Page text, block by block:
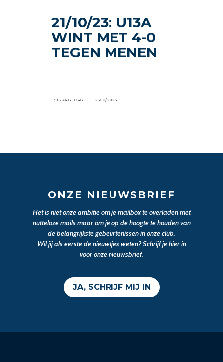
21/10/23: U13A
WINT MET 4-0
TEGEN MENEN
SISKA GEORGE 25/10/2023
ONZE NIEUWSBRIEF
Het is niet onze ambitie om je mailbox te overladen met
nutteloze mails maar om je op de hoogte te houden van
de belangrijkste gebeurtenissen in onze club.
Wil jij als eerste de nieuwtjes weten? Schrijf je hier in
voor onze nieuwsbrief.
JA, SCHRIJF MIJ IN